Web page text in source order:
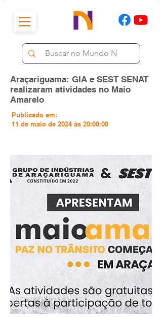
Araçariguama: GIA e SEST SENAT
realizaram atividades no Maio
Amarelo
Publicado em:
11 de maio de 2024 às 20:00:00
Divulgação
Crédito Imagem: